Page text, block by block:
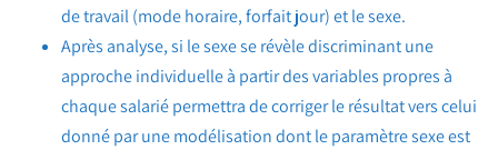
de travail (mode horaire, forfait jour) et le sexe.
Après analyse, si le sexe se révèle discriminant une
approche individuelle à partir des variables propres à
chaque salarié permettra de corriger le résultat vers celui
donné par une modélisation dont le paramètre sexe est